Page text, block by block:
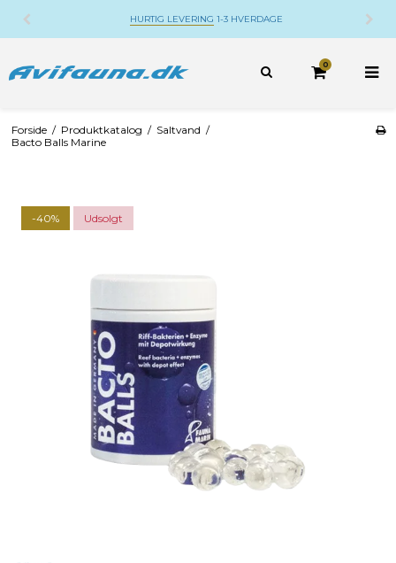
HURTIG LEVERING 1-3 HVERDAGE
0
Forside / Produktkatalog / Saltvand /
Bacto Balls Marine
-40% Udsolgt